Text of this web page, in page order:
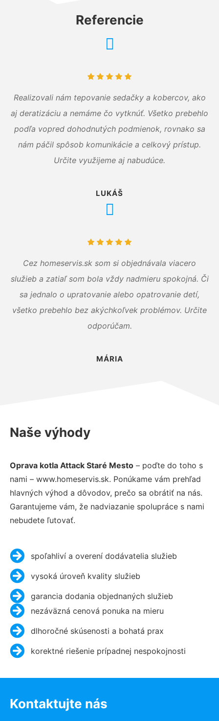
Referencie
Realizovali nám tepovanie sedačky a kobercov, ako
aj deratizáciu a nemáme čo vytknúť. Všetko prebehlo
podľa vopred dohodnutých podmienok, rovnako sa
nám páčil spôsob komunikácie a celkový prístup.
Určite využijeme aj nabudúce.
LUKÁŠ
Cez homeservis.sk som si objednávala viacero
služieb a zatiaľ som bola vždy nadmieru spokojná. Či
sa jednalo o upratovanie alebo opatrovanie detí,
všetko prebehlo bez akýchkoľvek problémov. Určite
odporúčam.
MÁRIA
Naše výhody
Oprava kotla Attack Staré Mesto – poďte do toho s
nami – www.homeservis.sk. Ponúkame vám prehľad
hlavných výhod a dôvodov, prečo sa obrátiť na nás.
Garantujeme vám, že nadviazanie spolupráce s nami
nebudete ľutovať.
spoľahliví a overení dodávatelia služieb
vysoká úroveň kvality služieb
garancia dodania objednaných služieb
nezáväzná cenová ponuka na mieru
dlhoročné skúsenosti a bohatá prax
korektné riešenie prípadnej nespokojnosti
Kontaktujte nás